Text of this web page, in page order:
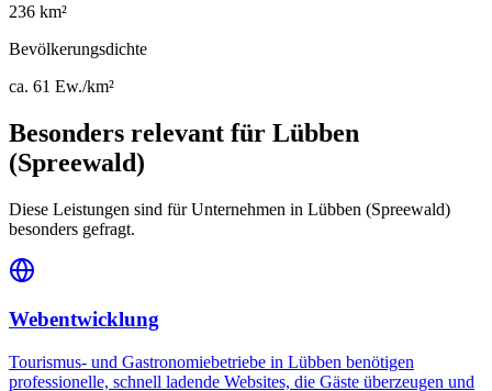
236 km²
Bevölkerungsdichte
ca. 61 Ew./km²
Besonders relevant für Lübben
(Spreewald)
Diese Leistungen sind für Unternehmen in Lübben (Spreewald)
besonders gefragt.
Webentwicklung
Tourismus- und Gastronomiebetriebe in Lübben benötigen
professionelle, schnell ladende Websites, die Gäste überzeugen und